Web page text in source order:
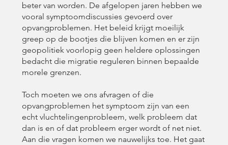
beter van worden. De afgelopen jaren hebben we
vooral symptoomdiscussies gevoerd over
opvangproblemen. Het beleid krijgt moeilijk
greep op de bootjes die blijven komen en er zijn
geopolitiek voorlopig geen heldere oplossingen
bedacht die migratie reguleren binnen bepaalde
morele grenzen.
Toch moeten we ons afvragen of die
opvangproblemen het symptoom zijn van een
echt vluchtelingenprobleem, welk probleem dat
dan is en of dat probleem erger wordt of net niet.
Aan die vragen komen we nauwelijks toe. Het gaat